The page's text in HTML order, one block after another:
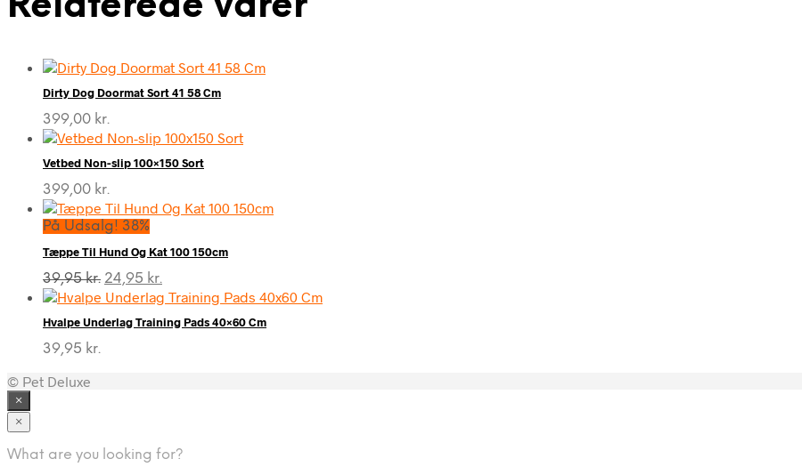
Dirty Dog Doormat Sort 41 58 Cm
399,00 kr.
Vetbed Non-slip 100×150 Sort
399,00 kr.
På Udsalg! 38%
Tæppe Til Hund Og Kat 100 150cm
39,95kr. Den
oprindelige
var:
24,95 kr.
aktuelle
er:
Hvalpe Underlag Training Pads 40×60 Cm
39,95 kr.
© Pet Deluxe
×
×
What are you looking for?